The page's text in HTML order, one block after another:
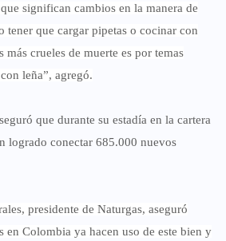
significan cambios en la manera de
tener que cargar pipetas o cocinar con
más crueles de muerte es por temas
leña”, agregó.
que durante su estadía en la cartera
logrado conectar 685.000 nuevos
presidente de Naturgas, aseguró
en Colombia ya hacen uso de este bien y